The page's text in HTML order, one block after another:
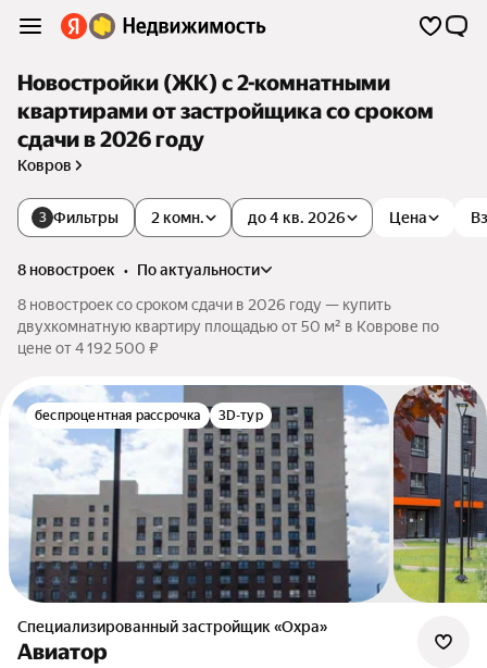
Новостройки (ЖК) с 2-комнатными
квартирами от застройщика со сроком
сдачи в 2026 году
Ковров
3 Фильтры Цена
2 комн. до 4 кв. 2026
8 новостроек •
по актуальности
8 новостроек со сроком сдачи в 2026 году — купить
двухкомнатную квартиру площадью от 50 м² в Коврове по
цене от 4 192 500 ₽
беспроцентная рассрочка 3D-тур
Специализированный застройщик «Охра»
Авиатор